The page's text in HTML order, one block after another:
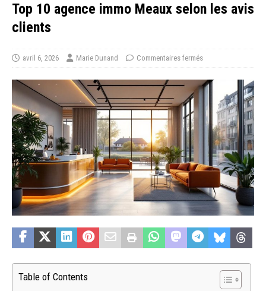
Top 10 agence immo Meaux selon les avis
clients
avril 6, 2026 Marie Dunand Commentaires fermés
Table of Contents